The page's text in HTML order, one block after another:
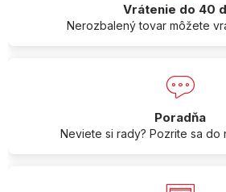
Vrátenie do 40
Nerozbalený tovar môžete
Poradňa
Neviete si rady? Pozrite sa do